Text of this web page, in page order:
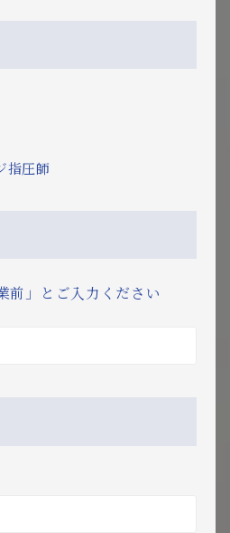
指圧師
前」とご入力ください